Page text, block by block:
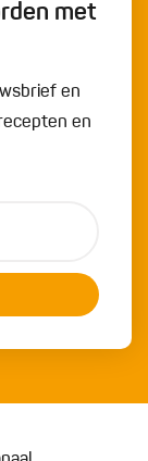
met
en
en